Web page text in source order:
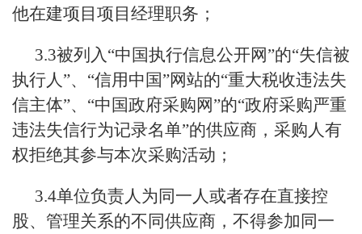
他在建项目项目经理职务；
3.3被列入“中国执行信息公开网”的“失信被
执行人”、“信用中国”网站的“重大税收违法失
信主体”、“中国政府采购网”的“政府采购严重
违法失信行为记录名单”的供应商，采购人有
权拒绝其参与本次采购活动；
3.4单位负责人为同一人或者存在直接控
股、管理关系的不同供应商，不得参加同一